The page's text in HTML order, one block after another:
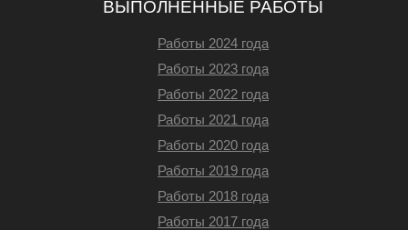
ВЫПОЛНЕННЫЕ РАБОТЫ
Работы 2024 года
Работы 2023 года
Работы 2022 года
Работы 2021 года
Работы 2020 года
Работы 2019 года
Работы 2018 года
Работы 2017 года